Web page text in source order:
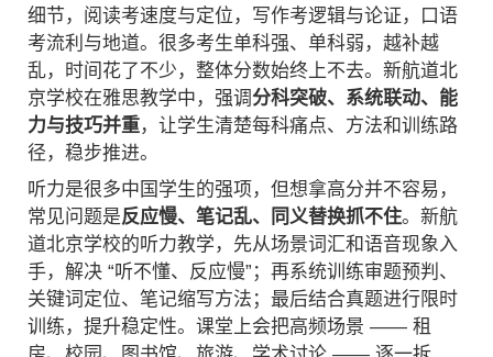
细节，阅读考速度与定位，写作考逻辑与论证，口语
考流利与地道。很多考生单科强、单科弱，越补越
乱，时间花了不少，整体分数始终上不去。新航道北
京学校在雅思教学中，强调 分科突破、系统联动、能
力与技巧并重，让学生清楚每科痛点、方法和训练路
径，稳步推进。
听力是很多中国学生的强项，但想拿高分并不容易，
常见问题是反应慢、笔记乱、同义替换抓不住。新航
道北京学校的听力教学，先从场景词汇和语音现象入
手，解决 “听不懂、反应慢”；再系统训练审题预判、
关键词定位、笔记缩写方法；最后结合真题进行限时
训练，提升稳定性。课堂上会把高频场景 —— 租